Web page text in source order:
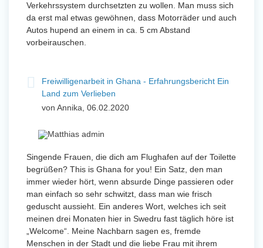
Verkehrssystem durchsetzten zu wollen. Man muss sich
da erst mal etwas gewöhnen, dass Motorräder und auch
Autos hupend an einem in ca. 5 cm Abstand
vorbeirauschen.
Freiwilligenarbeit in Ghana - Erfahrungsbericht Ein
Land zum Verlieben
von Annika, 06.02.2020
Singende Frauen, die dich am Flughafen auf der Toilette
begrüßen? This is Ghana for you! Ein Satz, den man
immer wieder hört, wenn absurde Dinge passieren oder
man einfach so sehr schwitzt, dass man wie frisch
geduscht aussieht. Ein anderes Wort, welches ich seit
meinen drei Monaten hier in Swedru fast täglich höre ist
„Welcome“. Meine Nachbarn sagen es, fremde
Menschen in der Stadt und die liebe Frau mit ihrem